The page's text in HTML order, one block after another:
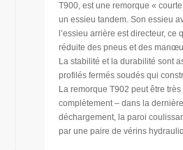
T900, est une remorque «
un essieu tandem. Son essieu
l’essieu arrière est directeur, ce
réduite des pneus et des
La stabilité et la durabilité sont
profilés fermés soudés qui
La remorque T902 peut être
complètement – dans la
déchargement, la paroi
par une paire de vérins